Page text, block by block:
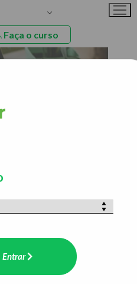
Faça o curso
especialista
reciclagem e
Entrar